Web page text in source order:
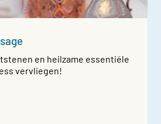
en heilzame essentiële
vervliegen!